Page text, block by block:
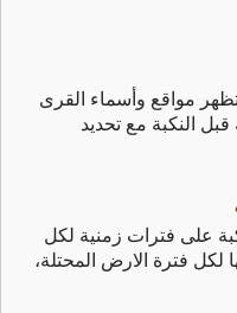
مواقع وأسماء القرى
النكبة مع تحديد
على فترات زمنية لكل
لكل فترة الارض المحتلة،